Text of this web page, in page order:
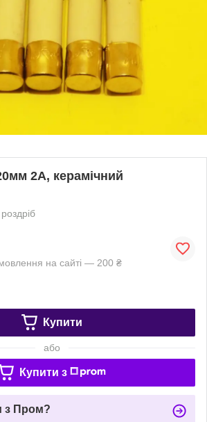
2А, керамічний
на сайті — 200 ₴
Купити
або
Купити з
з Пром?